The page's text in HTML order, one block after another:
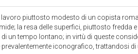
lavoro piuttosto modesto di un copista
la resa delle superfici, piuttosto fredda
un tempo lontano; in virtù di queste
iconografico, trattandosi